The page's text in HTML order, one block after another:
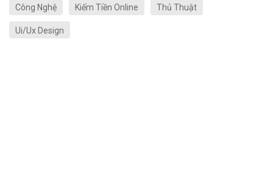
Công Nghệ Kiếm Tiền Online Thủ Thuật
Ui/Ux Design